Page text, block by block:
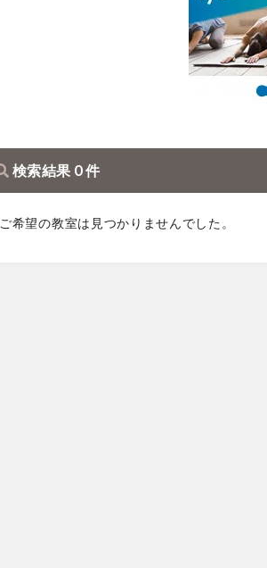
検索結果 0 件
ご希望の教室は見つかりませんでした。